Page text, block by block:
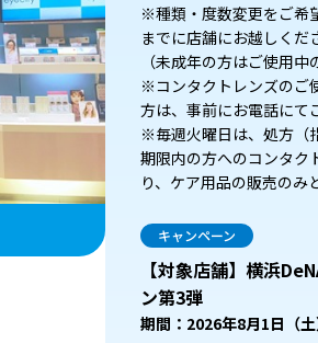
※種類・度数変更をご希
までに店舗にお越しくだ
（未成年の方はご使用
※コンタクトレンズのご
方は、事前にお電話にて
※毎週火曜日は、処方（
期限内の方へのコンタク
り、ケア用品の販売のみ
キャンペーン
【対象店舗】横浜
ン第3弾
期間：2026年8月1日（